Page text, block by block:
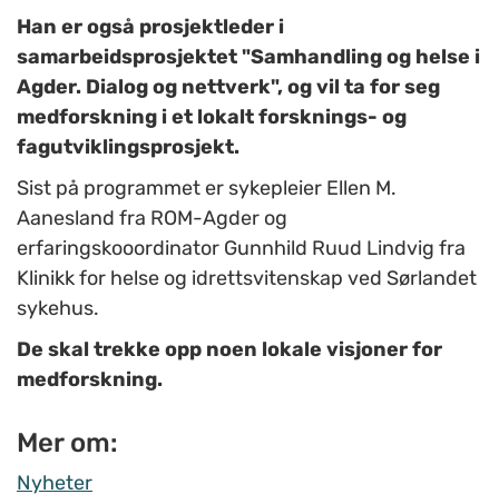
Han er også prosjektleder i
samarbeidsprosjektet "Samhandling og helse i
Agder. Dialog og nettverk", og vil ta for seg
medforskning i et lokalt forsknings- og
fagutviklingsprosjekt.
Sist på programmet er sykepleier Ellen M.
Aanesland fra ROM-Agder og
erfaringskooordinator Gunnhild Ruud Lindvig fra
Klinikk for helse og idrettsvitenskap ved Sørlandet
sykehus.
De skal trekke opp noen lokale visjoner for
medforskning.
Mer om:
Nyheter